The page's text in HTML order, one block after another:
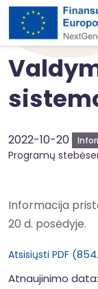
2022-10-20
Programų
Informacija
20 d. posėdyje.
Atsisiųsti PDF
Atnaujinimo